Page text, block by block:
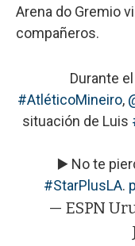
Arena do Gremio
compañeros.
Durante
#AtléticoMineiro,
situación de Luis
▶️ No te
#StarPlusLA.
— ESPN